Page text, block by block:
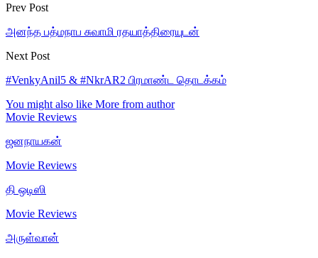
Prev Post
அனந்த பத்மநாப சுவாமி ரதயாத்திரையுடன்
Next Post
#VenkyAnil5 & #NkrAR2 பிரமாண்ட தொடக்கம்
You might also like More from author
Movie Reviews
ஜனநாயகன்
Movie Reviews
தி ஒடிஸி
Movie Reviews
அருள்வான்